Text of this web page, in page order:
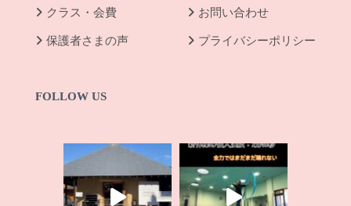
クラス・会費
保護者さまの声
お問い合わせ
プライバシーポリシー
FOLLOW US